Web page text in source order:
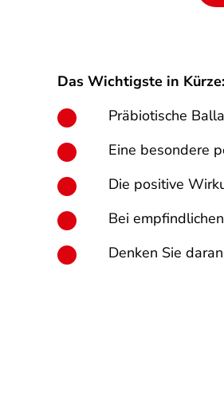
Das Wichtigste in Kürze:
Präbiotische
Eine besondere
Die positive
Bei
Denken Sie